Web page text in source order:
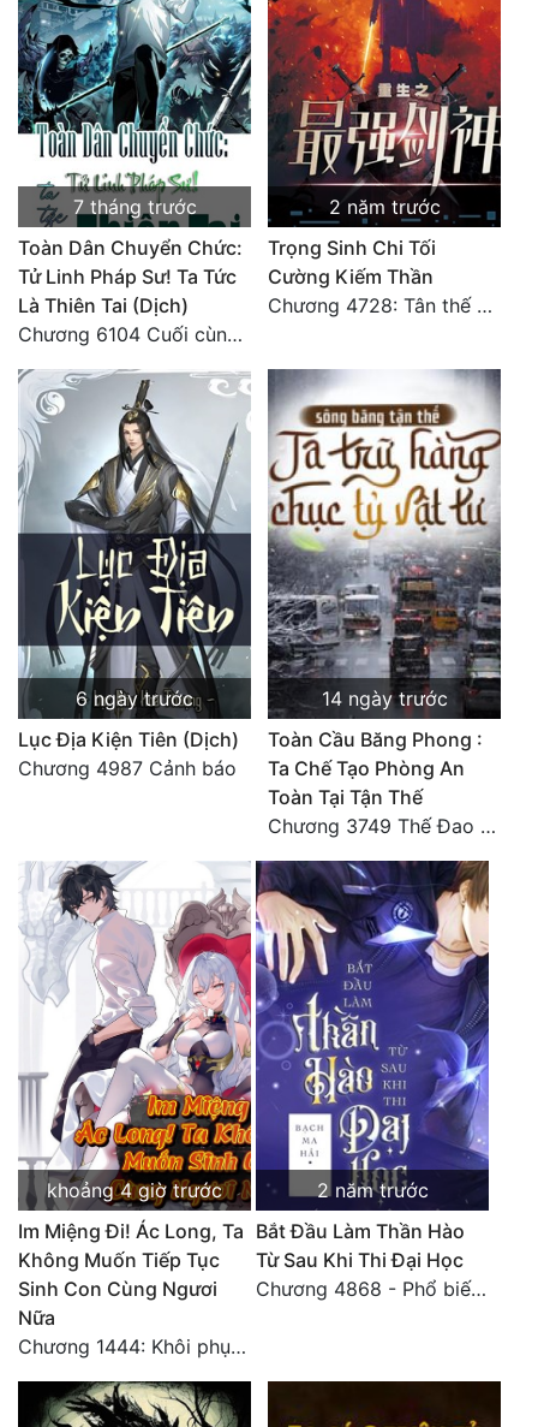
7 tháng trước
Toàn Dân Chuyển Chức:
Tử Linh Pháp Sư! Ta Tức
Là Thiên Tai (Dịch)
Chương 6104 Cuối cùng (HẾT)
2 năm trước
Trọng Sinh Chi Tối
Cường Kiếm Thần
Chương 4728: Tân thế giới (đại kết cục) (10)
6 ngày trước
Lục Địa Kiện Tiên (Dịch)
Chương 4987 Cảnh báo
14 ngày trước
Toàn Cầu Băng Phong :
Ta Chế Tạo Phòng An
Toàn Tại Tận Thế
Chương 3749 Thế Đao xuất kích
khoảng 4 giờ trước
Im Miệng Đi! Ác Long, Ta
Không Muốn Tiếp Tục
Sinh Con Cùng Ngươi
Nữa
Chương 1444: Khôi phục quỹ đạo
2 năm trước
Bắt Đầu Làm Thần Hào
Từ Sau Khi Thi Đại Học
Chương 4868 - Phổ biến Hạ Quốc tệ!